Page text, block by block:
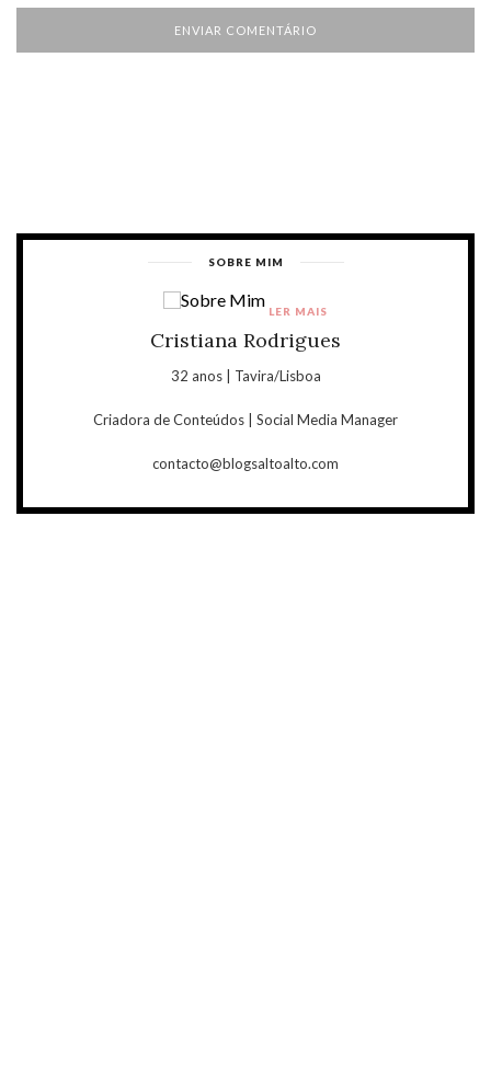
SOBRE MIM
Cristiana Rodrigues
32 anos | Tavira/Lisboa
Criadora de Conteúdos | Social Media Manager
contacto@blogsaltoalto.com
LER MAIS